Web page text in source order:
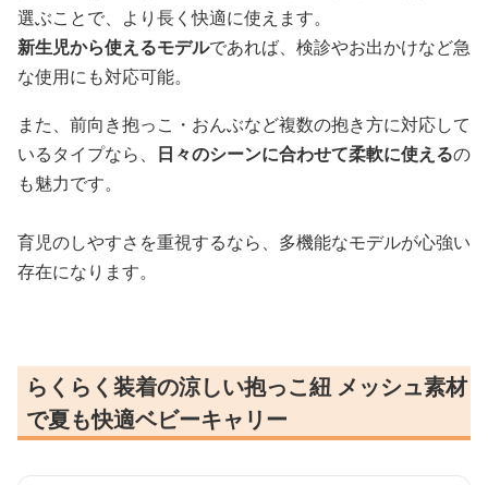
選ぶことで、より長く快適に使えます。
新生児から使えるモデルであれば、検診やお出かけなど急
な使用にも対応可能。
また、前向き抱っこ・おんぶなど複数の抱き方に対応して
いるタイプなら、 日々のシーンに合わせて柔軟に使えるの
も魅力です。
育児のしやすさを重視するなら、多機能なモデルが心強い
存在になります。
らくらく装着の涼しい抱っこ紐 メッシュ素材
で夏も快適ベビーキャリー